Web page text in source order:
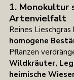
1.
Artenvielfalt
Reines
homogene
Pflanzen
Wildkräuter,
heimische